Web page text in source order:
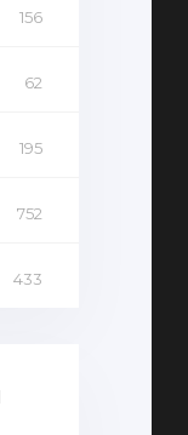
156
62
195
752
433